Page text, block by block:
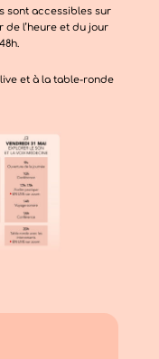
sont accessibles sur
de l’heure et du jour
et à la table-ronde